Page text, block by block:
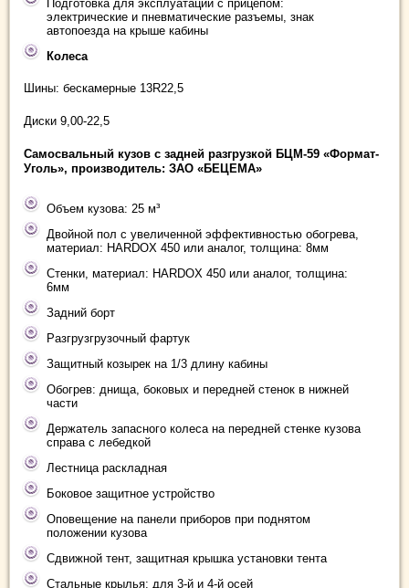
Подготовка для эксплуатации с прицепом:
электрические и пневматические разъемы, знак
автопоезда на крыше кабины
Колеса
Шины: бескамерные 13R22,5
Диски 9,00-22,5
Самосвальный кузов с задней разгрузкой БЦМ-59 «Формат-
Уголь», производитель: ЗАО «БЕЦЕМА»
Объем кузова: 25 м³
Двойной пол с увеличенной эффективностью обогрева,
материал: HARDOX 450 или аналог, толщина: 8мм
Стенки, материал: HARDOX 450 или аналог, толщина:
6мм
Задний борт
Разгрузгрузочный фартук
Защитный козырек на 1/3 длину кабины
Обогрев: днища, боковых и передней стенок в нижней
части
Держатель запасного колеса на передней стенке кузова
справа с лебедкой
Лестница раскладная
Боковое защитное устройство
Оповещение на панели приборов при поднятом
положении кузова
Сдвижной тент, защитная крышка установки тента
Стальные крылья: для 3-й и 4-й осей